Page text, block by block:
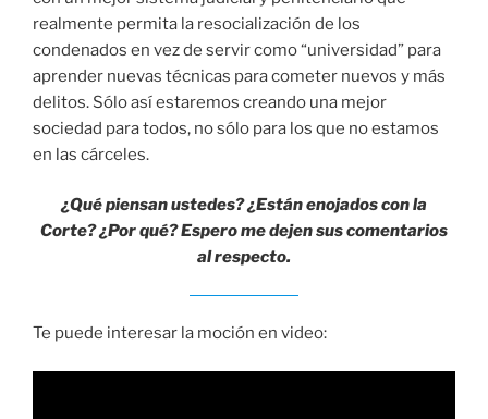
realmente permita la resocialización de los
condenados en vez de servir como “universidad” para
aprender nuevas técnicas para cometer nuevos y más
delitos. Sólo así estaremos creando una mejor
sociedad para todos, no sólo para los que no estamos
en las cárceles.
¿Qué piensan ustedes? ¿Están enojados con la
Corte? ¿Por qué? Espero me dejen sus comentarios
al respecto.
Te puede interesar la moción en video: